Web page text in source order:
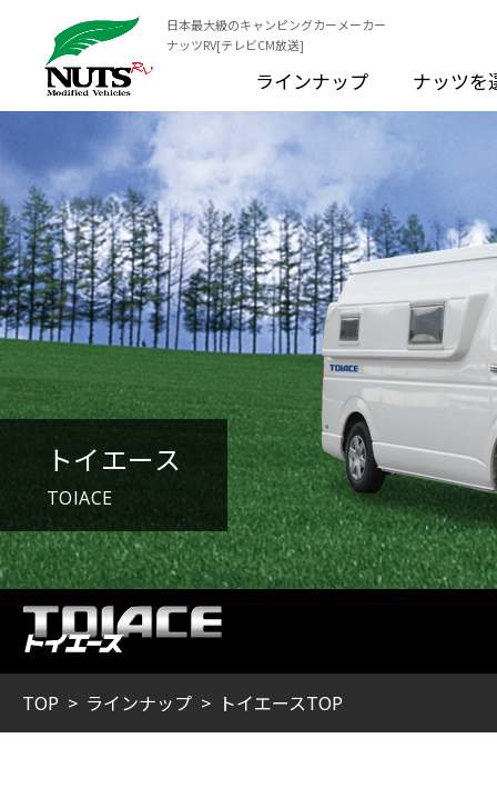
日本最大級のキャンピングカーメーカー
ナッツRV[テレビCM放送]
ラインナップ ナッツを
トイエース
TOIACE
TOP ラインナップ トイエースTOP